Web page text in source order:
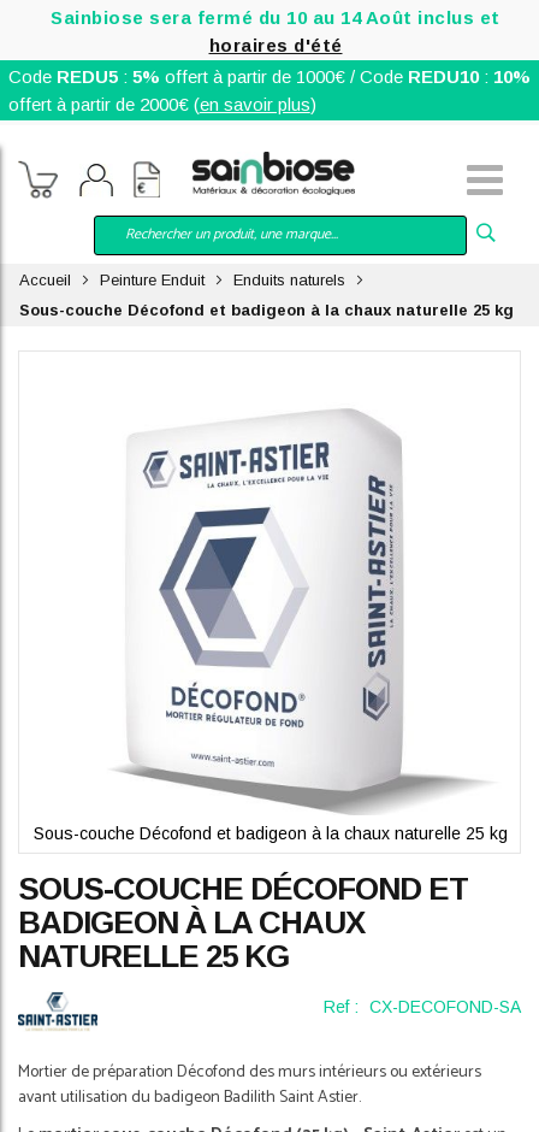
Sainbiose sera fermé du 10 au 14 Août inclus et
horaires d'été
Code REDU5: 5% offert à partir de 1000€ / Code REDU10: 10%
offert à partir de 2000€ (en savoir plus)
Accueil Peinture Enduit
Enduits naturels
Sous-couche Décofond et badigeon à la chaux naturelle 25 kg
SOUS-COUCHE DÉCOFOND ET
BADIGEON À LA CHAUX
NATURELLE 25 KG
Ref : CX-DECOFOND-SA
Mortier de préparation Décofond des murs intérieurs ou extérieurs
avant utilisation du badigeon Badilith Saint Astier.
Sous-couche Décofond et badigeon à la chaux naturelle 25 kg
to
the
beginning
of
images
gallery